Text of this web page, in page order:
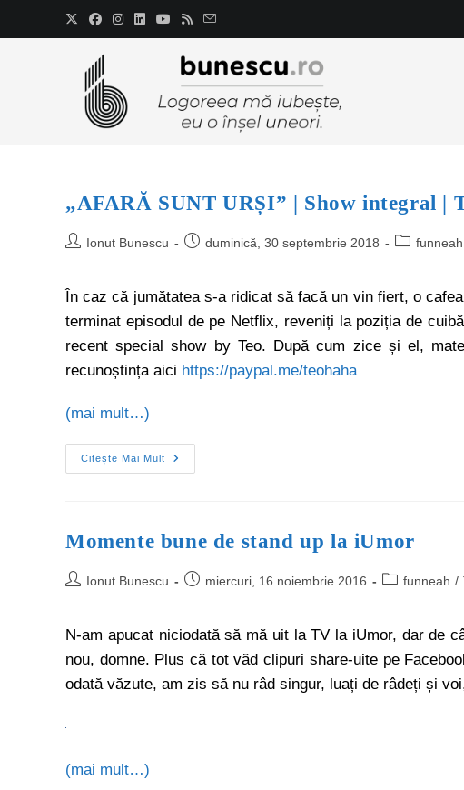
„AFARĂ SUNT URȘI” | Show integral |
Ionut Bunescu duminică, 30 septembrie 2018 funneah
În caz că jumătatea s-a ridicat să facă un vin fiert, o
terminat episodul de pe Netflix, reveniți la poziția de
recent special show by Teo. După cum zice și el,
recunoștința aici https://paypal.me/teohaha
(mai mult…)
Citește Mai Mult
Momente bune de stand up la iUmor
Ionut Bunescu miercuri, 16 noiembrie 2016 funneah /
N-am apucat niciodată să mă uit la TV la iUmor, dar de
nou, domne. Plus că tot văd clipuri share-uite pe
odată văzute, am zis să nu râd singur, luați de râdeți și
(mai mult…)